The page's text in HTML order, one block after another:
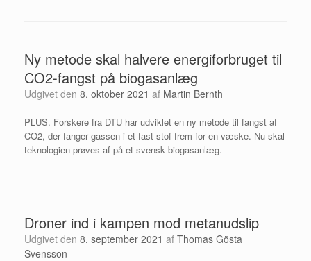
Ny metode skal halvere energiforbruget til
CO2-fangst på biogasanlæg
Udgivet den 8. oktober 2021 af Martin Bernth
PLUS. Forskere fra DTU har udviklet en ny metode til fangst af
CO2, der fanger gassen i et fast stof frem for en væske. Nu skal
teknologien prøves af på et svensk biogasanlæg.
Droner ind i kampen mod metanudslip
Udgivet den 8. september 2021 af Thomas Gösta
Svensson